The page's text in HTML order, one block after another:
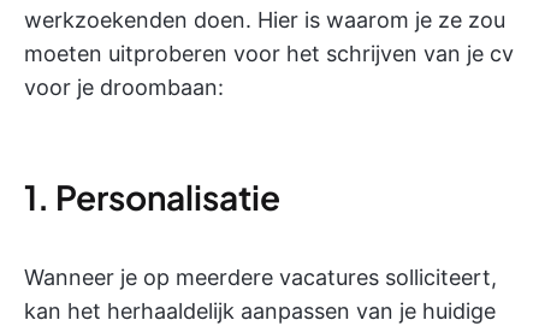
werkzoekenden doen. Hier is waarom je ze zou
moeten uitproberen voor het schrijven van je cv
voor je droombaan:
1. Personalisatie
Wanneer je op meerdere vacatures solliciteert,
kan het herhaaldelijk aanpassen van je huidige